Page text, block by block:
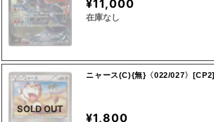
¥11,000
在庫なし
SOLD OUT
ニャース(C){無}〈022/027〉[CP2]
¥1,800